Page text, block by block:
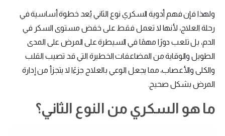
ولهذا فإن فهم أدوية السكري نوع الثاني يُعد خطوة أساسية في
رحلة العلاج، لأنها لا تعمل فقط على خفض مستوى السكر في
الدم، بل تلعب دورًا مهمًا في السيطرة على المرض على المدى
الطويل والوقاية من المضاعفات الخطيرة التي قد تصيب القلب
والكلى والأعصاب، مما يجعل الوعي بالعلاج جزءًا لا يتجزأ من إدارة
المرض بشكل صحيح.
ما هو السكري من النوع الثاني؟